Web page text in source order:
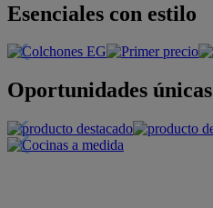
Esenciales con estilo
Oportunidades únicas